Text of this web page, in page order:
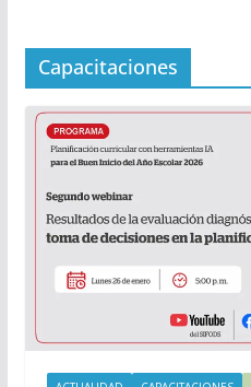
Capacitaciones